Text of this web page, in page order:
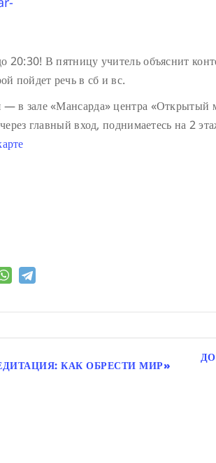
20:30! В пятницу учитель объяснит
пойдет речь в сб и вс.
в зале «Мансарда» центра «Открытый
главный вход, поднимаетесь на 2
КАК ОБРЕСТИ МИР»